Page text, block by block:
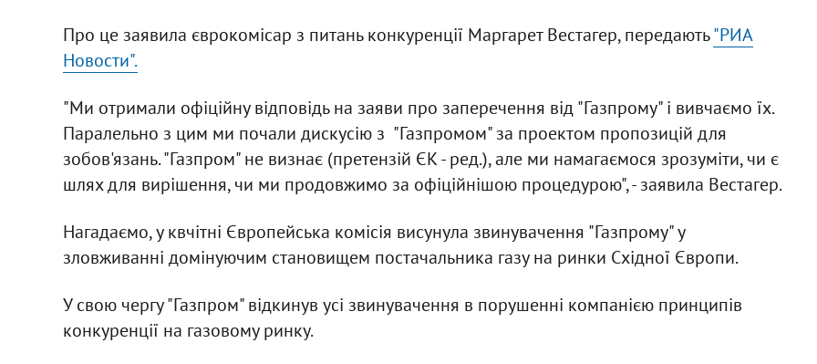
Про це заявила єврокомісар з питань конкуренції Маргарет Вестагер, передають"РИА
Новости".
"Ми отримали офіційну відповідь на заяви про заперечення від "Газпрому" і вивчаємо їх.
Паралельно з цим ми почали дискусію з "Газпромом" за проектом пропозицій для
зобов'язань. "Газпром" не визнає (претензій ЄК - ред.), але ми намагаємося зрозуміти, чи є
шлях для вирішення, чи ми продовжимо за офіційнішою процедурою", - заявила Вестагер.
Нагадаємо, у квчітні Європейська комісія висунула звинувачення "Газпрому" у
зловживанні домінуючим становищем постачальника газу на ринки Східної Європи.
У свою чергу "Газпром" відкинув усі звинувачення в порушенні компанією принципів
конкуренції на газовому ринку.